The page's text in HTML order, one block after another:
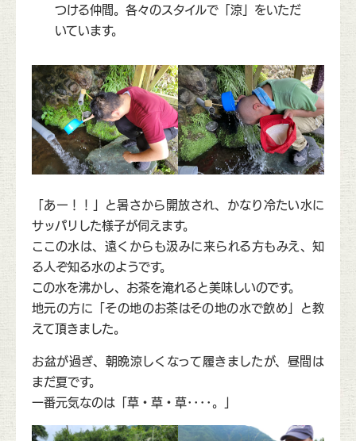
つける仲間。各々のスタイルで「涼」をいただ
いています。
「あー！！」と暑さから開放され、かなり冷たい水に
サッパリした様子が伺えます。
ここの水は、遠くからも汲みに来られる方もみえ、知
る人ぞ知る水のようです。
この水を沸かし、お茶を淹れると美味しいのです。
地元の方に「その地のお茶はその地の水で飲め」と教
えて頂きました。
お盆が過ぎ、朝晩涼しくなって履きましたが、昼間は
まだ夏です。
一番元気なのは「草・草・草････。」